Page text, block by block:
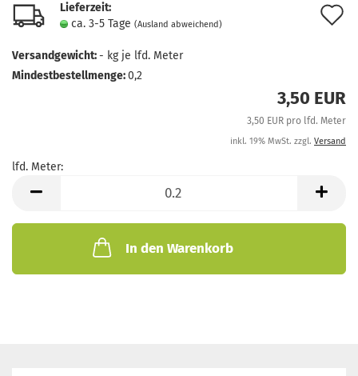
Lieferzeit:
ca. 3-5 Tage (Ausland abweichend)
Versandgewicht:- kg je lfd. Meter
Mindestbestellmenge:0,2
3,50 EUR
3,50 EUR pro lfd. Meter
inkl. 19% MwSt. zzgl. Versand
lfd. Meter:
Meter
In den Warenkorb